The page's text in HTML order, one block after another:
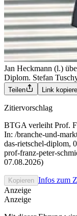
Jan Heckmann (l.)
Diplom. Stefan
Teilen Link
Zitiervorschlag
BTGA verleiht Prof.
In: /branche-und-
das-rietschel-diplom,
prof-franz-peter-
07.08.2026)
Kopieren Infos zum
Anzeige
Anzeige